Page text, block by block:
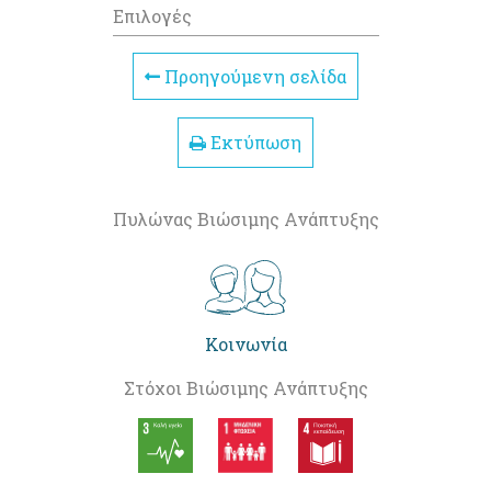
Επιλογές
Προηγούμενη σελίδα
Εκτύπωση
Πυλώνας Βιώσιμης Ανάπτυξης
Κοινωνία
Στόχοι Βιώσιμης Ανάπτυξης